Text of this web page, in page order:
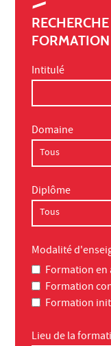
FORMATION
Intitulé
Domaine
Diplôme
Modalité
Formation
Formation
Formation
Lieu de la